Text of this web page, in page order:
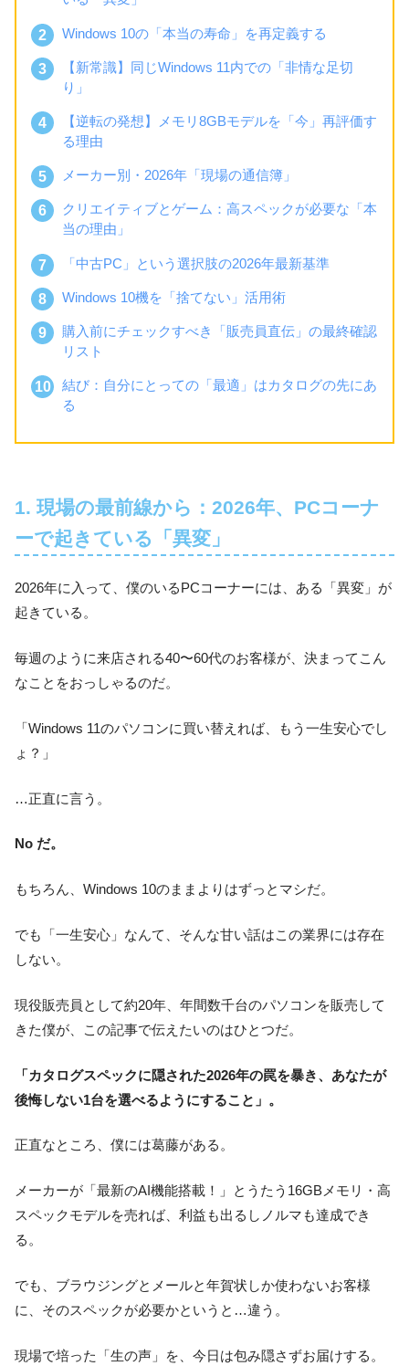
Windows 10の「本当の寿命」を再定義する
【新常識】同じWindows 11内での「非情な足切
り」
【逆転の発想】メモリ8GBモデルを「今」再評価す
る理由
メーカー別・2026年「現場の通信簿」
クリエイティブとゲーム：高スペックが必要な「本
当の理由」
「中古PC」という選択肢の2026年最新基準
Windows 10機を「捨てない」活用術
購入前にチェックすべき「販売員直伝」の最終確認
リスト
結び：自分にとっての「最適」はカタログの先にあ
る
1. 現場の最前線から：2026年、PCコーナ
ーで起きている「異変」
2026年に入って、僕のいるPCコーナーには、ある「異変」が
起きている。
毎週のように来店される40〜60代のお客様が、決まってこん
なことをおっしゃるのだ。
「Windows 11のパソコンに買い替えれば、もう一生安心でし
ょ？」
…正直に言う。
No だ。
もちろん、Windows 10のままよりはずっとマシだ。
でも「一生安心」なんて、そんな甘い話はこの業界には存在
しない。
現役販売員として約20年、年間数千台のパソコンを販売して
きた僕が、この記事で伝えたいのはひとつだ。
「カタログスペックに隠された2026年の罠を暴き、あなたが
後悔しない1台を選べるようにすること」。
正直なところ、僕には葛藤がある。
メーカーが「最新のAI機能搭載！」とうたう16GBメモリ・高
スペックモデルを売れば、利益も出るしノルマも達成でき
る。
でも、ブラウジングとメールと年賀状しか使わないお客様
に、そのスペックが必要かというと…違う。
現場で培った「生の声」を、今日は包み隠さずお届けする。